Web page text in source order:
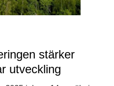
stärker
utveckling